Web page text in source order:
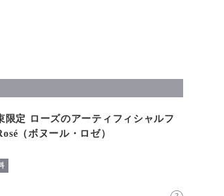
限定 ローズのアーティフィシャルフ
（ボヌール・ロゼ）